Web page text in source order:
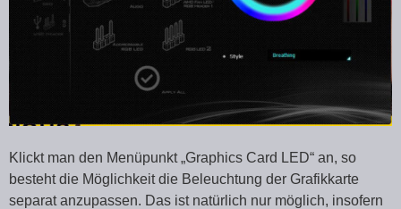
Klickt man den Menüpunkt „Graphics Card LED“ an, so
besteht die Möglichkeit die Beleuchtung der Grafikkarte
separat anzupassen. Das ist natürlich nur möglich, insofern